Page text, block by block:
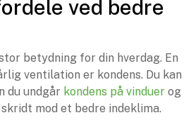
ved bedre
betydning for din hverdag. En
ventilation er kondens. Du kan
du undgår kondens på vinduer og
mod et bedre indeklima.